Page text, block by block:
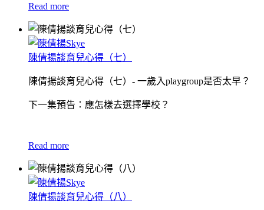
Read more
陳倩揚談育兒心得（七）
陳倩揚談育兒心得（七）- 一歲入playgroup是否太早？
下一集預告：應怎樣去選擇學校？
Read more
陳倩揚談育兒心得（八）